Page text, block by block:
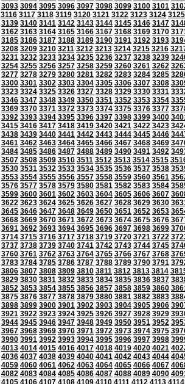
3093 3094 3095 3096 3097 3098 3099 3100 3101
3116 3117 3118 3119 3120 3121 3122 3123 3124 3125
3139 3140 3141 3142 3143 3144 3145 3146 3147
3162 3163 3164 3165 3166 3167 3168 3169 3170
3185 3186 3187 3188 3189 3190 3191 3192 3193
3208 3209 3210 3211 3212 3213 3214 3215 3216
3231 3232 3233 3234 3235 3236 3237 3238 3239
3254 3255 3256 3257 3258 3259 3260 3261 3262
3277 3278 3279 3280 3281 3282 3283 3284 3285
3300 3301 3302 3303 3304 3305 3306 3307 3308
3323 3324 3325 3326 3327 3328 3329 3330 3331
3346 3347 3348 3349 3350 3351 3352 3353 3354
3369 3370 3371 3372 3373 3374 3375 3376 3377
3392 3393 3394 3395 3396 3397 3398 3399 3400
3415 3416 3417 3418 3419 3420 3421 3422 3423
3438 3439 3440 3441 3442 3443 3444 3445 3446
3461 3462 3463 3464 3465 3466 3467 3468 3469
3484 3485 3486 3487 3488 3489 3490 3491 3492
3507 3508 3509 3510 3511 3512 3513 3514 3515
3530 3531 3532 3533 3534 3535 3536 3537 3538
3553 3554 3555 3556 3557 3558 3559 3560 3561
3576 3577 3578 3579 3580 3581 3582 3583 3584
3599 3600 3601 3602 3603 3604 3605 3606 3607
3622 3623 3624 3625 3626 3627 3628 3629 3630
3645 3646 3647 3648 3649 3650 3651 3652 3653
3668 3669 3670 3671 3672 3673 3674 3675 3676
3691 3692 3693 3694 3695 3696 3697 3698 3699
3714 3715 3716 3717 3718 3719 3720 3721 3722
3737 3738 3739 3740 3741 3742 3743 3744 3745
3760 3761 3762 3763 3764 3765 3766 3767 3768
3783 3784 3785 3786 3787 3788 3789 3790 3791
3806 3807 3808 3809 3810 3811 3812 3813 3814
3829 3830 3831 3832 3833 3834 3835 3836 3837
3852 3853 3854 3855 3856 3857 3858 3859 3860
3875 3876 3877 3878 3879 3880 3881 3882 3883
3898 3899 3900 3901 3902 3903 3904 3905 3906
3921 3922 3923 3924 3925 3926 3927 3928 3929
3944 3945 3946 3947 3948 3949 3950 3951 3952
3967 3968 3969 3970 3971 3972 3973 3974 3975
3990 3991 3992 3993 3994 3995 3996 3997 3998
4013 4014 4015 4016 4017 4018 4019 4020 4021
4036 4037 4038 4039 4040 4041 4042 4043 4044
4059 4060 4061 4062 4063 4064 4065 4066 4067
4082 4083 4084 4085 4086 4087 4088 4089 4090
4105 4106 4107 4108 4109 4110 4111 4112 4113 4114